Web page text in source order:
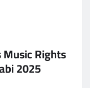
Rights
2025